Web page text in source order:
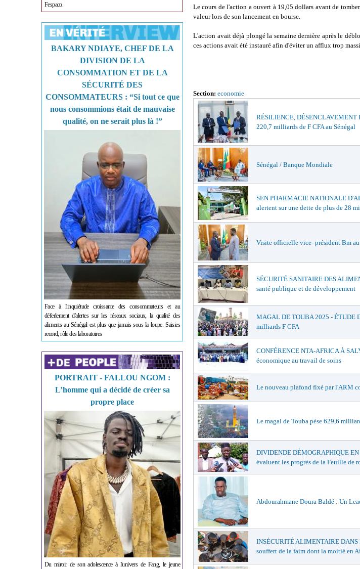
Fespaco.
BAKARY NDIAYE, CHEF DE LA
DIVISION DE LA
CONSOMMATION ET DE LA
SÉCURITÉ DES
CONSOMMATEURS : “Si tout ce que
nous consommions était de mauvaise
qualité, on ne serait plus là !”
Face à l'inquiétude croissante des consommateurs et au
déferlement d'alertes sur les réseaux sociaux, la qualité des
aliments au Sénégal est plus que jamais sous la loupe. Saisies
record, rôle des laboratoires
PORTRAIT - FALLOU NGOM :
L’homme qui a décidé de créer sa
propre place
Du miroir de son adolescence à l'univers de Fang, le jeune
Le cours de l'action a ouvert à 19,05 dollars avant de
valeur lors de son lancement en bourse.
L'action avait déjà plongé la semaine dernière après le
ces actions avait été instauré afin d'éviter un afflux trop
Section: economie
RÉSILIENCE, DÉSENCLAVEMENT
220,7 milliards de F CFA au Sénégal
Sénégal / Banque Mondiale
SEN PHARMACIE NATIONALE
alertent sur une dette de plus de 28
Visite officielle vice- président Bm au
SÉCURITÉ SANITAIRE DES
santé publique et de développement
MAGAL DE TOUBA 2025 - ÉTUDE
milliards F CFA
CONFÉRENCE NTA-AFRICA À
économique au travail de soins
Le nouveau plafond fixé par l'ARM
Le magal de Touba pèse 629,6
DIVIDENDE DÉMOGRAPHIQUE
évaluent les progrès de la Feuille de
Abdourahmane Doura Baldé : Un
INSÉCURITÉ ALIMENTAIRE
souffert de la faim dont la moitié en